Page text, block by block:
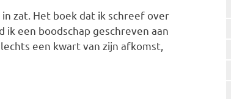
zat. Het boek dat ik schreef over
een boodschap geschreven aan
een kwart van zijn afkomst,